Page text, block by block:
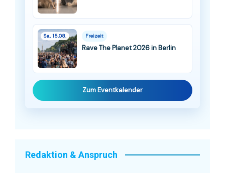
Sa., 15.08. Freizeit
Rave The Planet 2026 in Berlin
Zum Eventkalender
Redaktion & Anspruch